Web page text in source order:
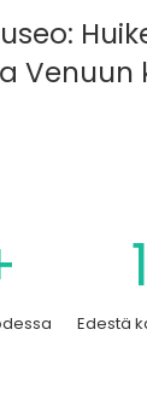
Venuun
Edestä